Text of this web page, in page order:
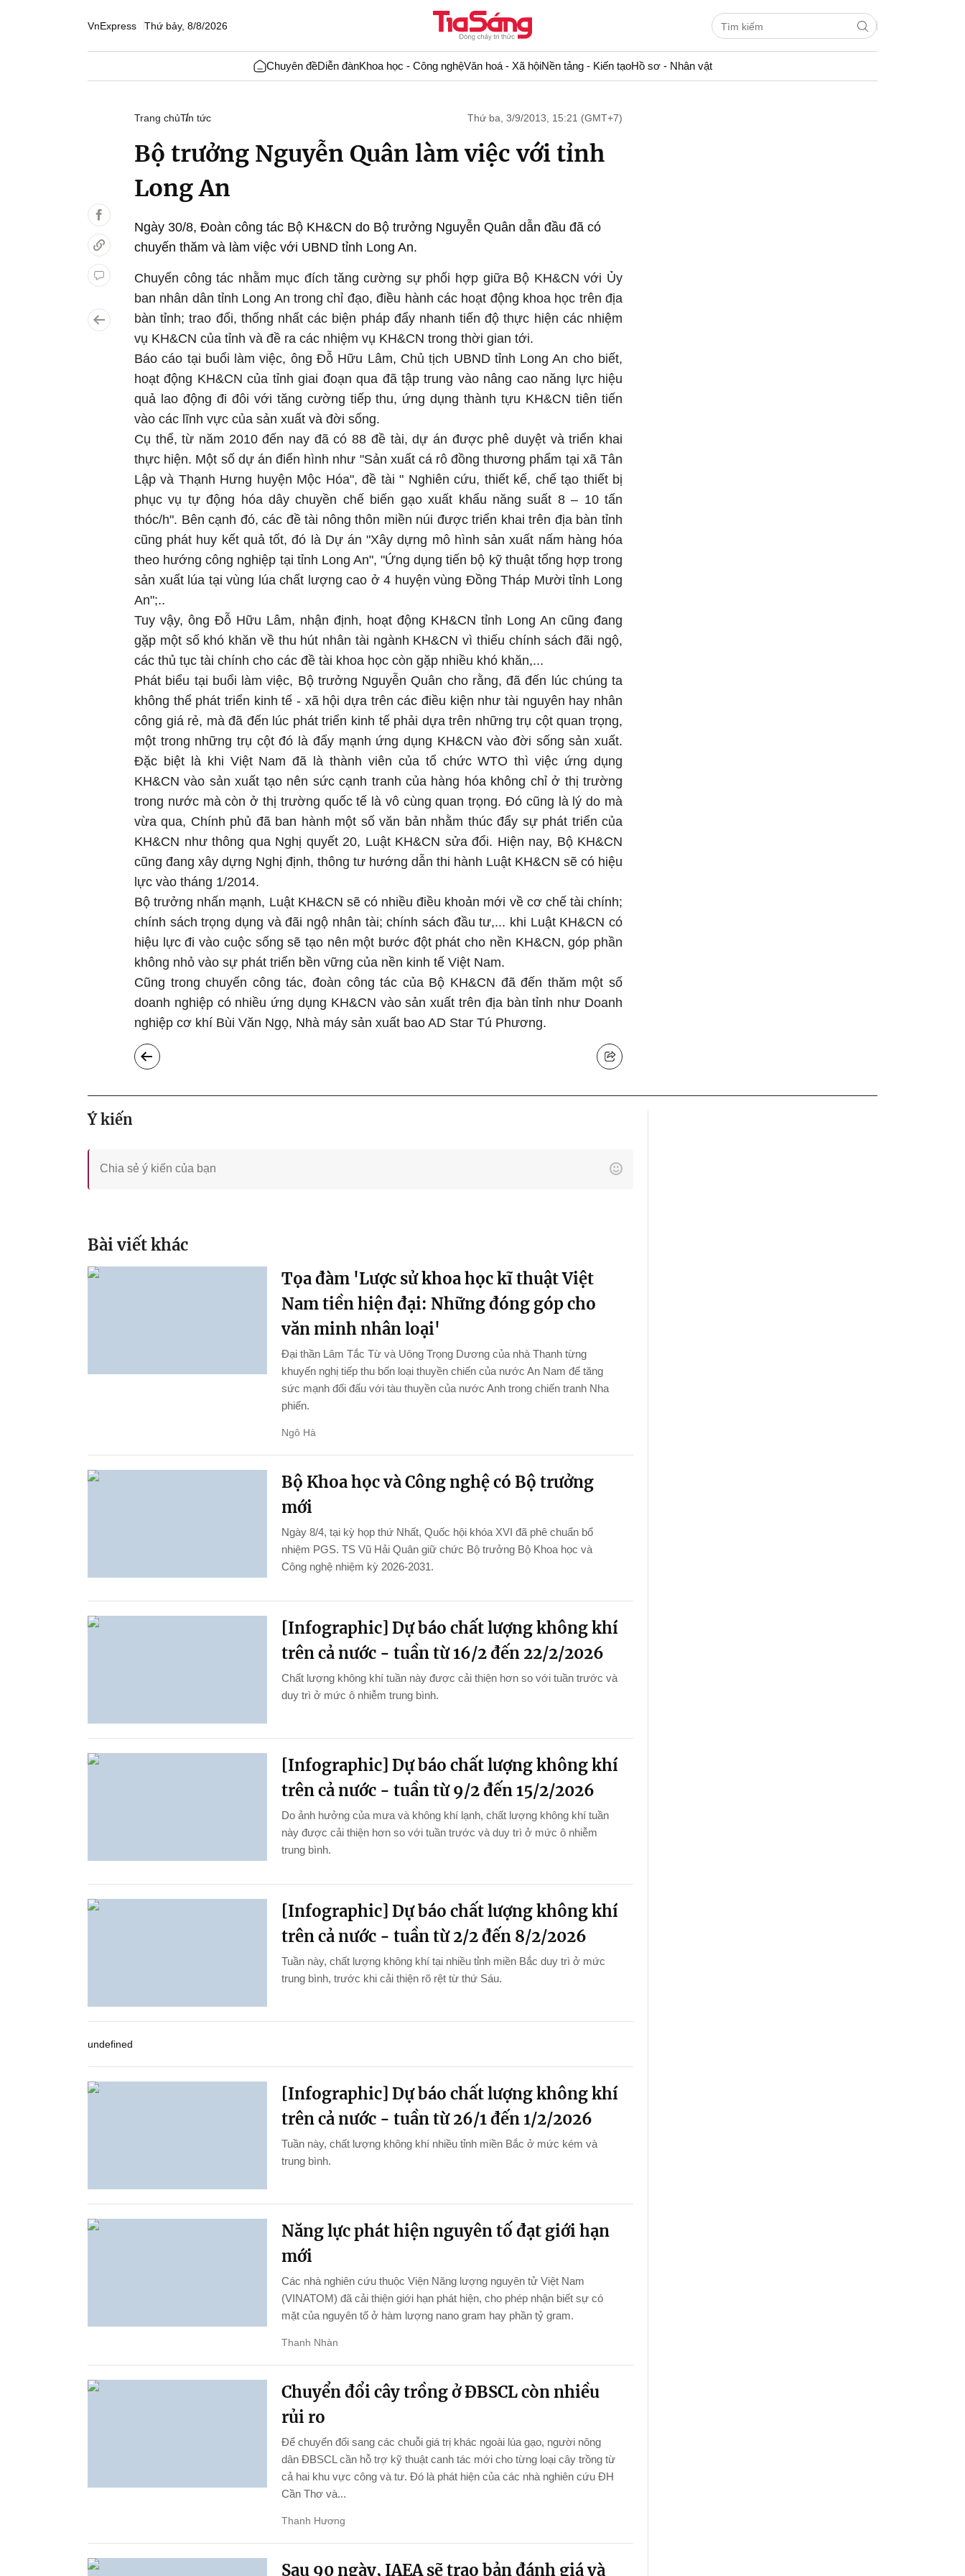
VnExpress Thứ bảy, 8/8/2026
Chuyên đềDiễn đànKhoa học - Công nghệVăn hoá - Xã hộiNền tảng - Kiến tạoHồ sơ - Nhân vật
Trang chủTin tức Thứ ba, 3/9/2013, 15:21 (GMT+7)
Bộ trưởng Nguyễn Quân làm việc với tỉnh
Long An
Ngày 30/8, Đoàn công tác Bộ KH&CN do Bộ trưởng Nguyễn Quân dẫn đầu đã có
chuyến thăm và làm việc với UBND tỉnh Long An.
Chuyến công tác nhằm mục đích tăng cường sự phối hợp giữa Bộ KH&CN với Ủy
ban nhân dân tỉnh Long An trong chỉ đạo, điều hành các hoạt động khoa học trên địa
bàn tỉnh; trao đổi, thống nhất các biện pháp đẩy nhanh tiến độ thực hiện các nhiệm
vụ KH&CN của tỉnh và đề ra các nhiệm vụ KH&CN trong thời gian tới.
Báo cáo tại buổi làm việc, ông Đỗ Hữu Lâm, Chủ tịch UBND tỉnh Long An cho biết,
hoạt động KH&CN của tỉnh giai đoạn qua đã tập trung vào nâng cao năng lực hiệu
quả lao động đi đôi với tăng cường tiếp thu, ứng dụng thành tựu KH&CN tiên tiến
vào các lĩnh vực của sản xuất và đời sống.
Cụ thể, từ năm 2010 đến nay đã có 88 đề tài, dự án được phê duyệt và triển khai
thực hiện. Một số dự án điển hình như "Sản xuất cá rô đồng thương phẩm tại xã Tân
Lập và Thạnh Hưng huyện Mộc Hóa", đề tài " Nghiên cứu, thiết kế, chế tạo thiết bị
phục vụ tự động hóa dây chuyền chế biến gạo xuất khẩu năng suất 8 – 10 tấn
thóc/h". Bên cạnh đó, các đề tài nông thôn miền núi được triển khai trên địa bàn tỉnh
cũng phát huy kết quả tốt, đó là Dự án "Xây dựng mô hình sản xuất nấm hàng hóa
theo hướng công nghiệp tại tỉnh Long An", "Ứng dụng tiến bộ kỹ thuật tổng hợp trong
sản xuất lúa tại vùng lúa chất lượng cao ở 4 huyện vùng Đồng Tháp Mười tỉnh Long
An";..
Tuy vậy, ông Đỗ Hữu Lâm, nhận định, hoạt động KH&CN tỉnh Long An cũng đang
gặp một số khó khăn về thu hút nhân tài ngành KH&CN vì thiếu chính sách đãi ngộ,
các thủ tục tài chính cho các đề tài khoa học còn gặp nhiều khó khăn,...
Phát biểu tại buổi làm việc, Bộ trưởng Nguyễn Quân cho rằng, đã đến lúc chúng ta
không thể phát triển kinh tế - xã hội dựa trên các điều kiện như tài nguyên hay nhân
công giá rẻ, mà đã đến lúc phát triển kinh tế phải dựa trên những trụ cột quan trọng,
một trong những trụ cột đó là đẩy mạnh ứng dụng KH&CN vào đời sống sản xuất.
Đặc biệt là khi Việt Nam đã là thành viên của tổ chức WTO thì việc ứng dụng
KH&CN vào sản xuất tạo nên sức cạnh tranh của hàng hóa không chỉ ở thị trường
trong nước mà còn ở thị trường quốc tế là vô cùng quan trọng. Đó cũng là lý do mà
vừa qua, Chính phủ đã ban hành một số văn bản nhằm thúc đẩy sự phát triển của
KH&CN như thông qua Nghị quyết 20, Luật KH&CN sửa đổi. Hiện nay, Bộ KH&CN
cũng đang xây dựng Nghị định, thông tư hướng dẫn thi hành Luật KH&CN sẽ có hiệu
lực vào tháng 1/2014.
Bộ trưởng nhấn mạnh, Luật KH&CN sẽ có nhiều điều khoản mới về cơ chế tài chính;
chính sách trọng dụng và đãi ngộ nhân tài; chính sách đầu tư,... khi Luật KH&CN có
hiệu lực đi vào cuộc sống sẽ tạo nên một bước đột phát cho nền KH&CN, góp phần
không nhỏ vào sự phát triển bền vững của nền kinh tế Việt Nam.
Cũng trong chuyến công tác, đoàn công tác của Bộ KH&CN đã đến thăm một số
doanh nghiệp có nhiều ứng dụng KH&CN vào sản xuất trên địa bàn tỉnh như Doanh
nghiệp cơ khí Bùi Văn Ngọ, Nhà máy sản xuất bao AD Star Tú Phương.
Ý kiến
Bài viết khác
Tọa đàm 'Lược sử khoa học kĩ thuật Việt
Nam tiền hiện đại: Những đóng góp cho
văn minh nhân loại'
Đại thần Lâm Tắc Từ và Uông Trọng Dương của nhà Thanh từng
khuyến nghị tiếp thu bốn loại thuyền chiến của nước An Nam để tăng
sức mạnh đối đấu với tàu thuyền của nước Anh trong chiến tranh Nha
phiến.
Ngô Hà
Bộ Khoa học và Công nghệ có Bộ trưởng
mới
Ngày 8/4, tại kỳ họp thứ Nhất, Quốc hội khóa XVI đã phê chuẩn bổ
nhiệm PGS. TS Vũ Hải Quân giữ chức Bộ trưởng Bộ Khoa học và
Công nghệ nhiệm kỳ 2026-2031.
[Infographic] Dự báo chất lượng không khí
trên cả nước - tuần từ 16/2 đến 22/2/2026
Chất lượng không khí tuần này được cải thiện hơn so với tuần trước và
duy trì ở mức ô nhiễm trung bình.
[Infographic] Dự báo chất lượng không khí
trên cả nước - tuần từ 9/2 đến 15/2/2026
Do ảnh hưởng của mưa và không khí lạnh, chất lượng không khí tuần
này được cải thiện hơn so với tuần trước và duy trì ở mức ô nhiễm
trung bình.
[Infographic] Dự báo chất lượng không khí
trên cả nước - tuần từ 2/2 đến 8/2/2026
Tuần này, chất lượng không khí tại nhiều tỉnh miền Bắc duy trì ở mức
trung bình, trước khi cải thiện rõ rệt từ thứ Sáu.
undefined
[Infographic] Dự báo chất lượng không khí
trên cả nước - tuần từ 26/1 đến 1/2/2026
Tuần này, chất lượng không khí nhiều tỉnh miền Bắc ở mức kém và
trung bình.
Năng lực phát hiện nguyên tố đạt giới hạn
mới
Các nhà nghiên cứu thuộc Viện Năng lượng nguyên tử Việt Nam
(VINATOM) đã cải thiện giới hạn phát hiện, cho phép nhận biết sự có
mặt của nguyên tố ở hàm lượng nano gram hay phần tỷ gram.
Thanh Nhàn
Chuyển đổi cây trồng ở ĐBSCL còn nhiều
rủi ro
Để chuyển đổi sang các chuỗi giá trị khác ngoài lúa gạo, người nông
dân ĐBSCL cần hỗ trợ kỹ thuật canh tác mới cho từng loại cây trồng từ
cả hai khu vực công và tư. Đó là phát hiện của các nhà nghiên cứu ĐH
Cần Thơ và...
Thanh Hương
Sau 90 ngày, IAEA sẽ trao bản đánh giá và